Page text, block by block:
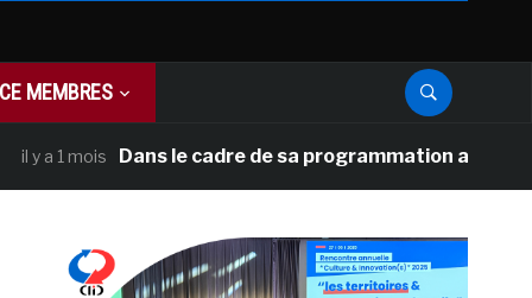
MEMBRES
Dans le cadre de sa programmation américaine,